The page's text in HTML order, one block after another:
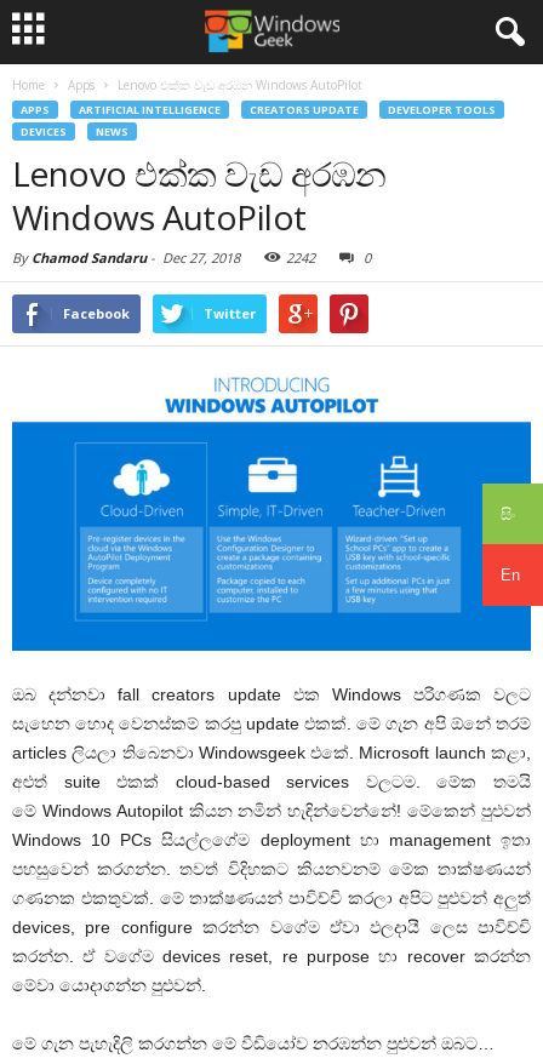
සිං
En
Home Apps Lenovo එක්ක වැඩ අරඹන Windows AutoPilot
APPS ARTIFICIAL INTELLIGENCE CREATORS UPDATE
DEVELOPER TOOLS
DEVICES
NEWS
Lenovo එක්ක වැඩ අරඹන
Windows AutoPilot
By Chamod Sandaru- Dec 27, 2018 2242 0
Facebook Twitter
ඔබ දන්නවා fall creators update එක Windows පරිගණක වලට
සැහෙන හොද වෙනස්කම් කරපු update එකක්. මේ ගැන අපි ඕනේ තරම්
articles ලියලා තිබෙනවා Windowsgeek එකේ. Microsoft launch කළා,
අළුත් suite එකක් cloud-based services වලටම. මේක තමයි
මේ Windows Autopilot කියන නමින් හැඳින්වෙන්නේ! මේකෙන් පුළුවන්
Windows 10 PCs සියල්ලගේම deployment හා management ඉතා
පහසුවෙන් කරගන්න. තවත් විදිහකට කියනවනම් මේක තාක්ෂණයන්
ගණනක එකතුවක්. මේ තාක්ෂණයන් පාවිච්චි කරලා අපිට පුළුවන් අලුත්
devices, pre configure කරන්න වගේම ඒවා ඵලදායී ලෙස පාවිච්චි
කරන්න. ඒ වගේම devices reset, re purpose හා recover කරන්න
මේවා යොදාගන්න පුළුවන්.
මේ ගැන පැහැදිලි කරගන්න මේ වීඩියෝව නරඹන්න පුළුවන් ඔබට…